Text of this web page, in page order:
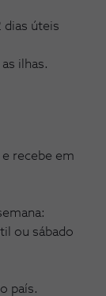
dias úteis
ilhas.
recebe em
ou sábado
país.